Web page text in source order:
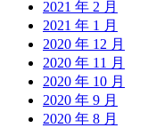
2021 年 2 月
2021 年 1 月
2020 年 12 月
2020 年 11 月
2020 年 10 月
2020 年 9 月
2020 年 8 月